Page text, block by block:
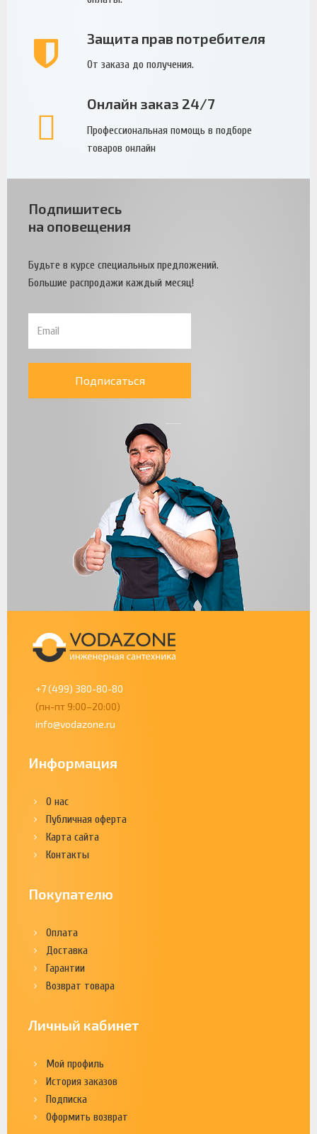
Защита прав потребителя
От заказа до получения.
Онлайн заказ 24/7
Профессиональная помощь в подборе
товаров онлайн
Подпишитесь
на оповещения
Будьте в курсе специальных предложений.
Большие распродажи каждый месяц!
Подписаться
+7 (499) 380-80-80
(пн-пт 9:00–20:00)
info@vodazone.ru
Информация
О нас
Публичная оферта
Карта сайта
Контакты
Покупателю
Оплата
Доставка
Гарантии
Возврат товара
Личный кабинет
Мой профиль
История заказов
Подписка
Оформить возврат